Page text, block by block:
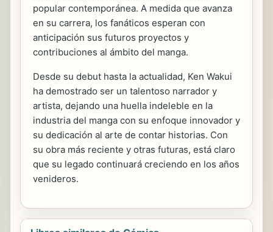
popular contemporánea. A medida que avanza
en su carrera, los fanáticos esperan con
anticipación sus futuros proyectos y
contribuciones al ámbito del manga.
Desde su debut hasta la actualidad, Ken Wakui
ha demostrado ser un talentoso narrador y
artista, dejando una huella indeleble en la
industria del manga con su enfoque innovador y
su dedicación al arte de contar historias. Con
su obra más reciente y otras futuras, está claro
que su legado continuará creciendo en los años
venideros.